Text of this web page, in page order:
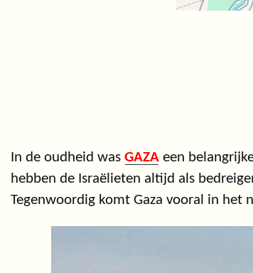
In de oudheid was GAZA een
hebben de Israëlieten altijd als
Tegenwoordig komt Gaza vooral in het